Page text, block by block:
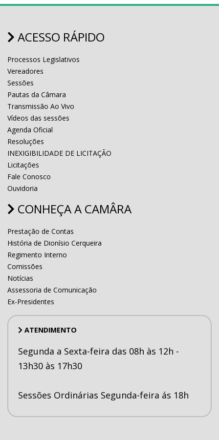
ACESSO RÁPIDO
Processos Legislativos
Vereadores
Sessões
Pautas da Câmara
Transmissão Ao Vivo
Vídeos das sessões
Agenda Oficial
Resoluções
INEXIGIBILIDADE DE LICITAÇÃO
Licitações
Fale Conosco
Ouvidoria
CONHEÇA A CAMÂRA
Prestação de Contas
História de Dionísio Cerqueira
Regimento Interno
Comissões
Notícias
Assessoria de Comunicação
Ex-Presidentes
ATENDIMENTO
Segunda a Sexta-feira das 08h às 12h -
13h30 às 17h30
Sessões Ordinárias Segunda-feira ás 18h